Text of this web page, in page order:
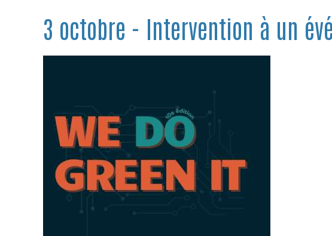
3 octobre - Intervention à un